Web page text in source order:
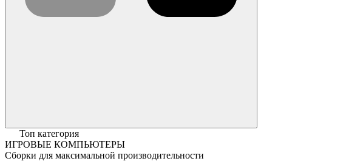
Топ категория
ИГРОВЫЕ КОМПЬЮТЕРЫ
Сборки для максимальной производительности